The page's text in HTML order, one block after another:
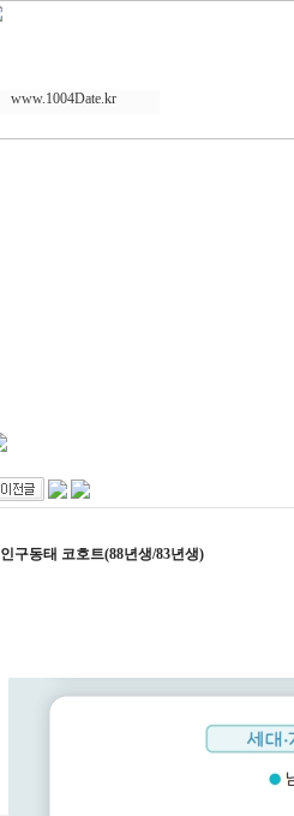
www.1004Date.kr
인구동태 코호트(88년생/83년생)